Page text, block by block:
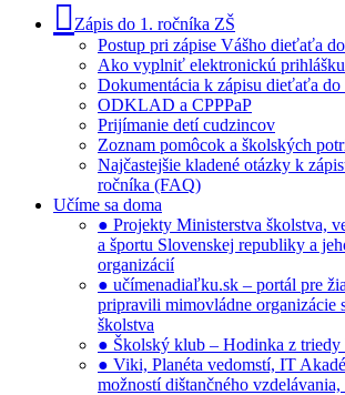
Zápis do 1. ročníka ZŠ
Postup pri zápise Vášho dieťaťa
Ako vyplniť elektronickú
Dokumentácia k zápisu dieťaťa do
ODKLAD a CPPPaP
Prijímanie detí cudzincov
Zoznam pomôcok a školských
Najčastejšie kladené otázky k
ročníka (FAQ)
Učíme sa doma
● Projekty Ministerstva školstva,
a športu Slovenskej republiky a
organizácií
● učímenadiaľku.sk – portál pre
pripravili mimovládne organizácie
školstva
● Školský klub – Hodinka z triedy
● Viki, Planéta vedomstí, IT
možností dištančného